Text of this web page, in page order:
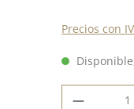
Precios con